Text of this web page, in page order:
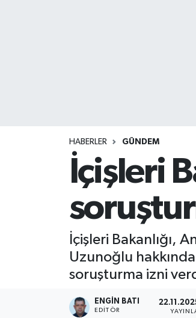
HABERLER GÜNDEM
İçişleri
İçişleri Bakanlığı,
Uzunoğlu
soruşturma izni
ENGIN BATI
EDITÖR